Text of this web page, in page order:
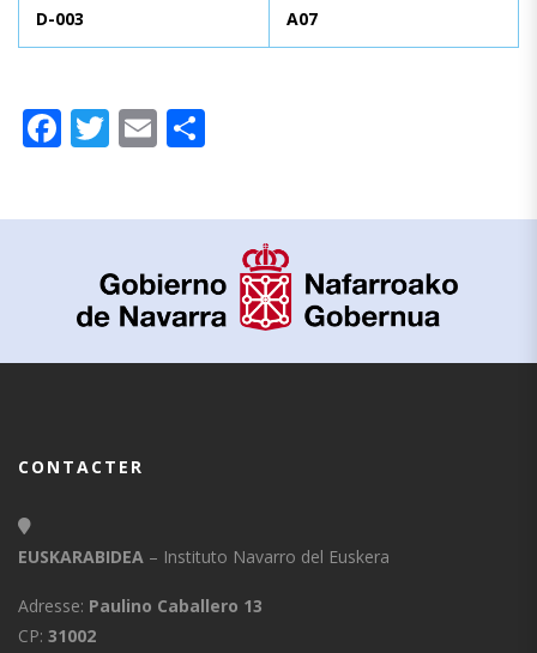
D-003 A07
Facebook
Twitter
Email
CONTACTER
EUSKARABIDEA – Instituto Navarro del Euskera
Adresse: Paulino Caballero 13
CP: 31002